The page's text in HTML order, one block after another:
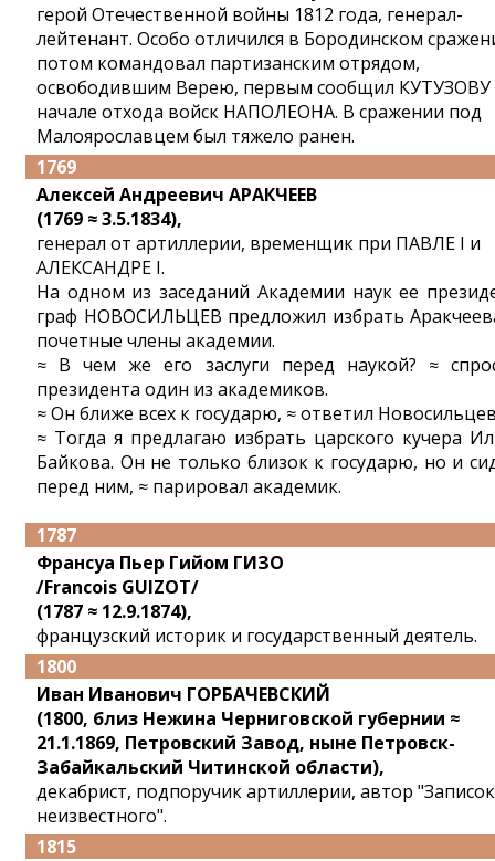
герой Отечественной войны 1812 года, генерал-
лейтенант. Особо отличился в Бородинском
потом командовал партизанским отрядом,
освободившим Верею, первым сообщил КУТУЗОВУ
начале отхода войск НАПОЛЕОНА. В сражении под
Малоярославцем был тяжело ранен.
1769
Алексей Андреевич АРАКЧЕЕВ
(1769 ≈ 3.5.1834),
генерал от артиллерии, временщик при ПАВЛЕ I и
АЛЕКСАНДРЕ I.
На одном из заседаний Академии наук ее
граф НОВОСИЛЬЦЕВ предложил избрать
почетные члены академии.
≈ В чем же его заслуги перед наукой? ≈
президента один из академиков.
≈ Он ближе всех к государю, ≈ ответил
≈ Тогда я предлагаю избрать царского кучера
Байкова. Он не только близок к государю, но и
перед ним, ≈ парировал академик.
1787
Франсуа Пьер Гийом ГИЗО
/Francois GUIZOT/
(1787 ≈ 12.9.1874),
французский историк и государственный деятель.
1800
Иван Иванович ГОРБАЧЕВСКИЙ
(1800, близ Нежина Черниговской губернии ≈
21.1.1869, Петровский Завод, ныне Петровск-
Забайкальский Читинской области),
декабрист, подпоручик артиллерии, автор "Записок
неизвестного".
1815